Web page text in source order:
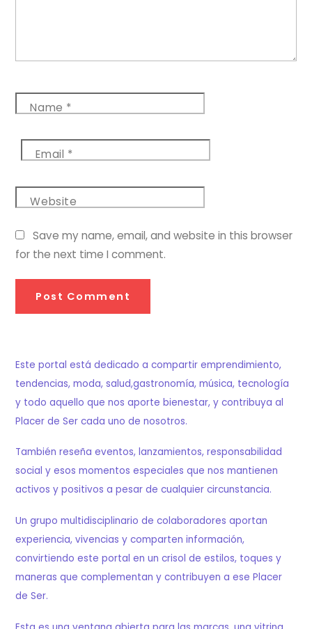
Name *
Email *
Website
Save my name, email, and website in this browser
for the next time I comment.
Este portal está dedicado a compartir emprendimiento,
tendencias, moda, salud,gastronomía, música, tecnología
y todo aquello que nos aporte bienestar, y contribuya al
Placer de Ser cada uno de nosotros.
También reseña eventos, lanzamientos, responsabilidad
social y esos momentos especiales que nos mantienen
activos y positivos a pesar de cualquier circunstancia.
Un grupo multidisciplinario de colaboradores aportan
experiencia, vivencias y comparten información,
convirtiendo este portal en un crisol de estilos, toques y
maneras que complementan y contribuyen a ese Placer
de Ser.